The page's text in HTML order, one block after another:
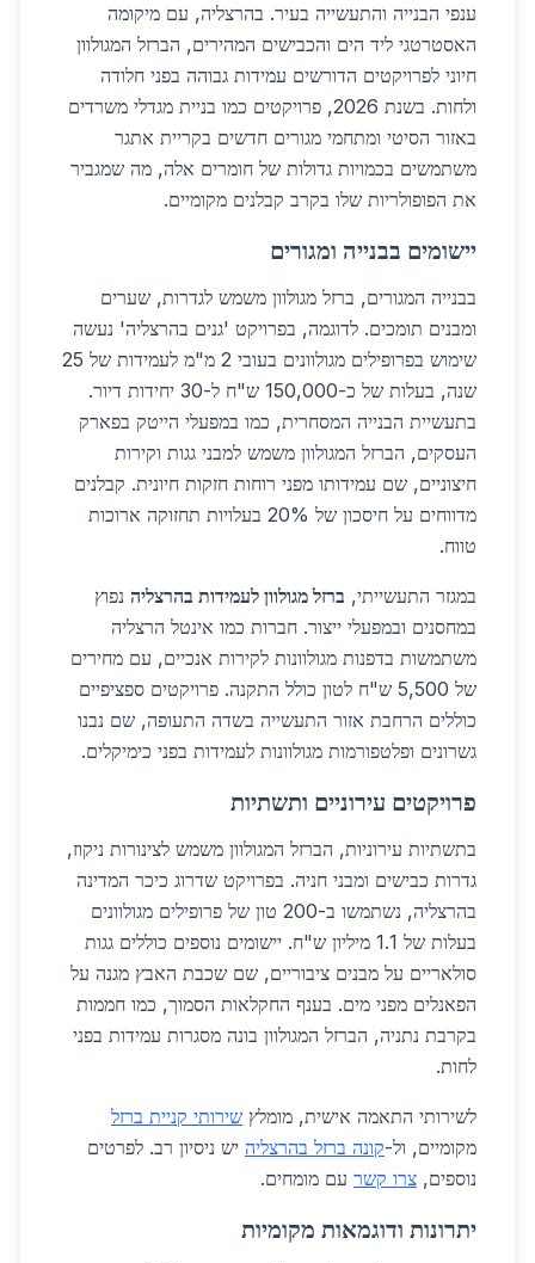
ענפי הבנייה והתעשייה בעיר. בהרצליה, עם מיקומה
האסטרטגי ליד הים והכבישים המהירים, הברזל המגולוון
חיוני לפרויקטים הדורשים עמידות גבוהה בפני חלודה
ולחות. בשנת 2026, פרויקטים כמו בניית מגדלי משרדים
באזור הסיטי ומתחמי מגורים חדשים בקריית אתגר
משתמשים בכמויות גדולות של חומרים אלה, מה שמגביר
את הפופולריות שלו בקרב קבלנים מקומיים.
יישומים בבנייה ומגורים
בבנייה המגורים, ברזל מגולוון משמש לגדרות, שערים
ומבנים תומכים. לדוגמה, בפרויקט 'גנים בהרצליה' נעשה
שימוש בפרופילים מגולוונים בעובי 2 מ"מ לעמידות של 25
שנה, בעלות של כ-150,000 ש"ח ל-30 יחידות דיור.
בתעשיית הבנייה המסחרית, כמו במפעלי הייטק בפארק
העסקים, הברזל המגולוון משמש למבני גגות וקירות
חיצוניים, שם עמידותו מפני רוחות חזקות חיונית. קבלנים
מדווחים על חיסכון של 20% בעלויות תחזוקה ארוכות
טווח.
במגזר התעשייתי, ברזל מגולוון לעמידות בהרצליה נפוץ
במחסנים ובמפעלי ייצור. חברות כמו אינטל הרצליה
משתמשות בדפנות מגולוונות לקירות אנכיים, עם מחירים
של 5,500 ש"ח לטון כולל התקנה. פרויקטים ספציפיים
כוללים הרחבת אזור התעשייה בשדה התעופה, שם נבנו
גשרונים ופלטפורמות מגולוונות לעמידות בפני כימיקלים.
פרויקטים עירוניים ותשתיות
בתשתיות עירוניות, הברזל המגולוון משמש לצינורות ניקוז,
גדרות כבישים ומבני חניה. בפרויקט שדרוג כיכר המדינה
בהרצליה, נשתמשו ב-200 טון של פרופילים מגולוונים
בעלות של 1.1 מיליון ש"ח. יישומים נוספים כוללים גגות
סולאריים על מבנים ציבוריים, שם שכבת האבץ מגנה על
הפאנלים מפני מים. בענף החקלאות הסמוך, כמו חממות
בקרבת נתניה, הברזל המגולוון בונה מסגרות עמידות בפני
לחות.
לשירותי התאמה אישית, מומלץ שירותי קניית ברזל
מקומיים, ול-קונה ברזל בהרצליה יש ניסיון רב. לפרטים
נוספים, צרו קשר עם מומחים.
יתרונות ודוגמאות מקומיות